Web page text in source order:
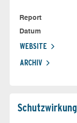
Report
Datum
WEBSITE
ARCHIV
Schutz­wirkung